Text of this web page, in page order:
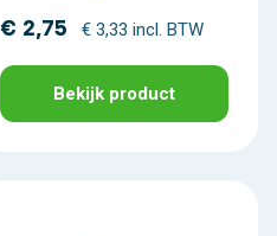
€ 2,75 € 3,33 incl. BTW
Bekijk product